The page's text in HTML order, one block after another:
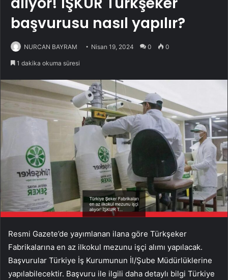
başvurusu nasıl yapılır?
NURCAN BAYRAM Nisan 19, 2024 0 0
1 dakika okuma süresi
Resmi Gazete’de yayımlanan ilana göre Türkşeker
Fabrikalarına en az ilkokul mezunu işçi alımı yapılacak.
Başvurular Türkiye İş Kurumunun İl/Şube Müdürlüklerine
yapılabilecektir. Başvuru ile ilgili daha detaylı bilgi Türkiye